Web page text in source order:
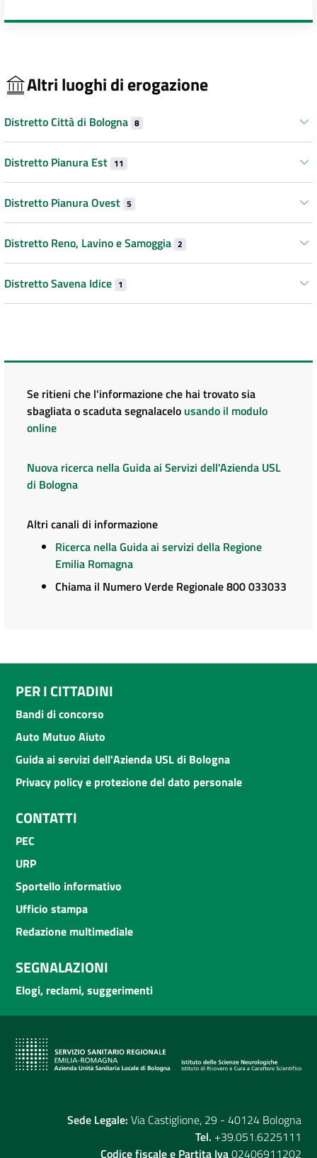
Altri luoghi di erogazione
Distretto Città di Bologna 8
Distretto Pianura Est 11
Distretto Pianura Ovest 5
Distretto Reno, Lavino e Samoggia 2
Distretto Savena Idice 1
Se ritieni che l'informazione che hai trovato sia
sbagliata o scaduta segnalacelo usando il modulo
online
Nuova ricerca nella Guida ai Servizi dell'Azienda USL
di Bologna
Altri canali di informazione
Ricerca nella Guida ai servizi della Regione
Emilia Romagna
Chiama il Numero Verde Regionale 800 033033
PER I CITTADINI
Bandi di concorso
Auto Mutuo Aiuto
Guida ai servizi dell'Azienda USL di Bologna
Privacy policy e protezione del dato personale
CONTATTI
PEC
URP
Sportello informativo
Ufficio stampa
Redazione multimediale
SEGNALAZIONI
Elogi, reclami, suggerimenti
Sede Legale: Via Castiglione, 29 - 40124 Bologna
Tel. +39.051.6225111
Codice fiscale e Partita Iva02406911202